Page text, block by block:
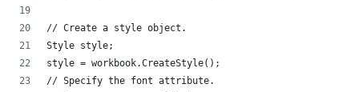
// Create a style object.
Style style;
style = workbook.CreateStyle();
// Specify the font attribute.